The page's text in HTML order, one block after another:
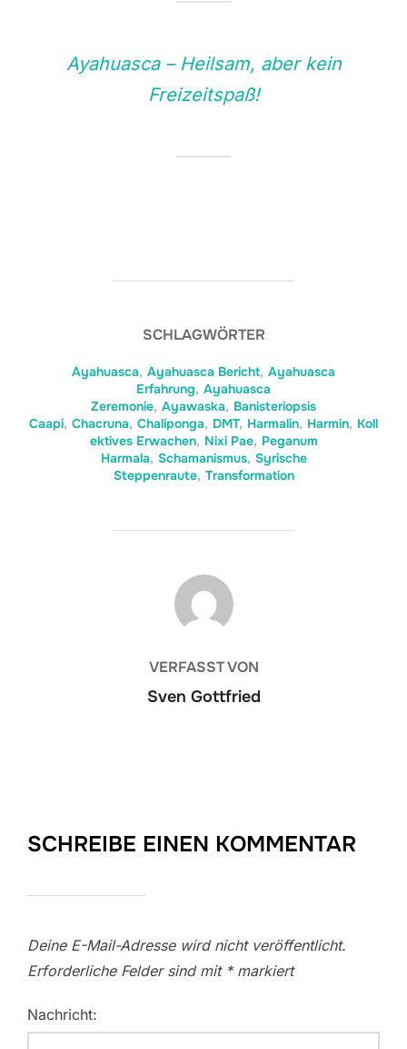
Ayahuasca – Heilsam, aber kein
Freizeitspaß!
SCHLAGWÖRTER
Ayahuasca, Ayahuasca Bericht, Ayahuasca
Erfahrung, Ayahuasca
Zeremonie, Ayawaska, Banisteriopsis
Caapi, Chacruna, Chaliponga, DMT, Harmalin, Harmin, Koll
ektives Erwachen, Nixi Pae, Peganum
Harmala, Schamanismus, Syrische
Steppenraute, Transformation
BEITRAGSAUTOR
VERFASST VON
Sven Gottfried
SCHREIBE EINEN KOMMENTAR
Deine E-Mail-Adresse wird nicht veröffentlicht.
Erforderliche Felder sind mit *markiert
Nachricht: